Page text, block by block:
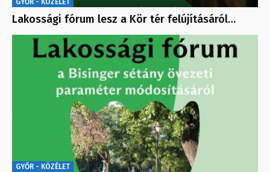
Lakossági fórum lesz a Kör tér felújításáról…
GYŐR - KÖZÉLET